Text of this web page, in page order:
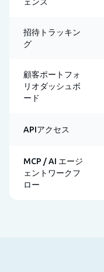
招待トラッキン
グ
顧客ポートフォ
リオダッシュボ
ード
APIアクセス
MCP / AI エージ
ェントワークフ
ロー